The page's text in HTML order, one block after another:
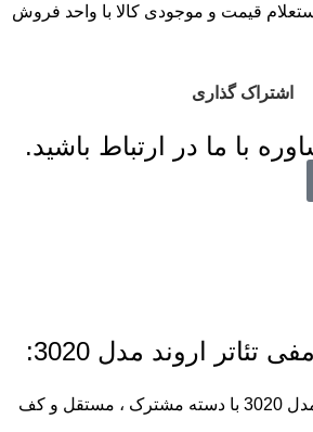
قیمت و موجودی کالا با واحد فروش
اشتراک گذاری
با ما در ارتباط باشید.
اروند مدل 3020:
صندلی آمفی تئاتر اروند مدل 3020 با دسته مشترک ، مستقل و کف